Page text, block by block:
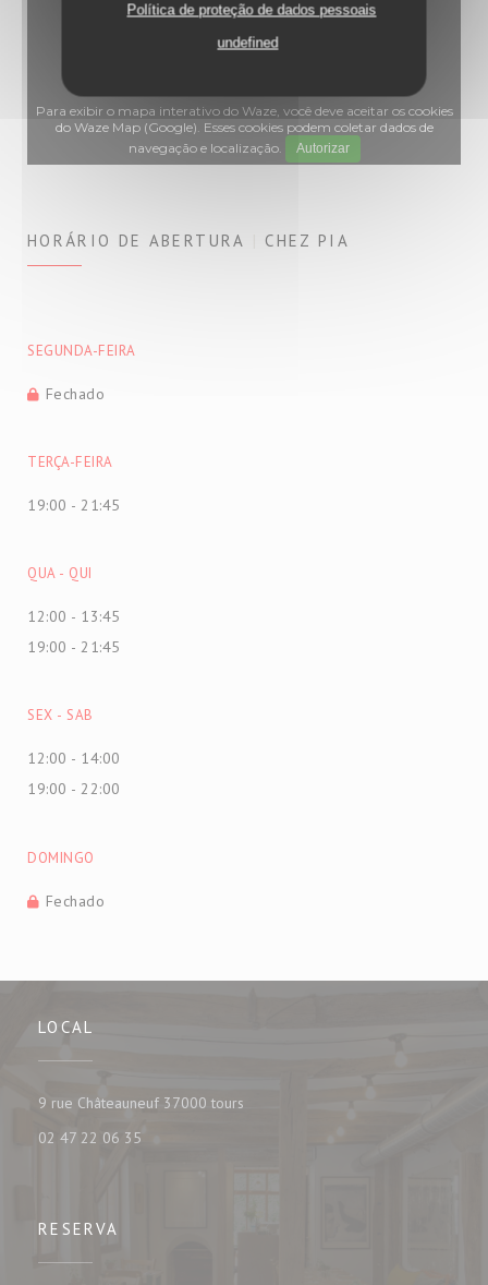
Política de proteção de dados pessoais
undefined
Para exibir o mapa interativo do Waze, você deve aceitar os cookies
do Waze Map (Google). Esses cookies podem coletar dados de
navegação e localização.
Autorizar
HORÁRIO DE ABERTURA CHEZ PIA
SEGUNDA-FEIRA
Fechado
TERÇA-FEIRA
19:00 - 21:45
QUA- QUI
12:00 - 13:45
19:00 - 21:45
SEX - SAB
12:00 - 14:00
19:00 - 22:00
DOMINGO
Fechado
LOCAL
9 rue Châteauneuf 37000 tours
02 47 22 06 35
RESERVA